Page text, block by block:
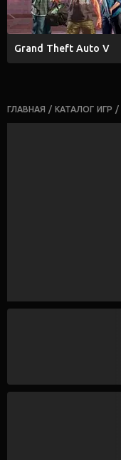
Grand Theft Auto V
ГЛАВНАЯ / КАТАЛОГ ИГР /